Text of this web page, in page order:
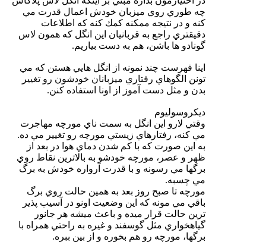
چه طوري روي ميزبان خودش اعمال قدرت مي
كنه و در نتيجه ممكنه كمك كنه كه اطلاعات
دقيقتري راجع به قربانيان اين انگل كه همون لاس
گونادو ها باشن، هم به دست بياريم.
اينا فهرست چند نمونه از انگل هايي هستن كه مي
تونن الگوهاي رفتاري ميزبانان خودشون رو تغيير
بدن و مثل دست آموز از اونا استفاده كنن.
ديكروسوليوم
وقتي لارو اين انگل به سمت ناي مورچه مهاجرت
مي كنه، رفتارهاي زيستي مورچه رو تغيير مي ده.
به اين صورت كه با كم شدن دماي هوا در بعد از
ظهر و عصر، مورچه خودشو به بالاترين نقاط روي
برگها مي رسونه و با قدرت آرواره خودش به برگ
مي چسبه.
مورچه تا صبح روز بعد به همين حالت روي برگ
باقي مي مونه كه اين وضعيت اونو در آسيب پذير
ترين حالت قرار ميده و باعث ميشه هر جانور
گياهخواري مثل گوسفند و غيره به راحتي همراه با
برگها، مورچه رو هم بخوره و از بين ببره.